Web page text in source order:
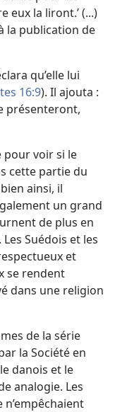
eux la liront.’ (...)
la publication de
qu’elle lui
16:9). Il ajouta :
présenteront,
pour voir si le
cette partie du
ainsi, il
un grand
de plus en
Suédois et les
et
se rendent
dans une religion
de la série
la Société en
danois et le
analogie. Les